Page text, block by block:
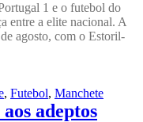
1 e o futebol do
entre a elite nacional. A
agosto, com o Estoril-
, Futebol, Manchete
adeptos